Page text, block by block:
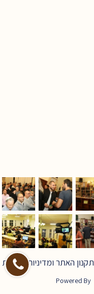
תקנון האתר ומדיניות פרטיות
Powered By